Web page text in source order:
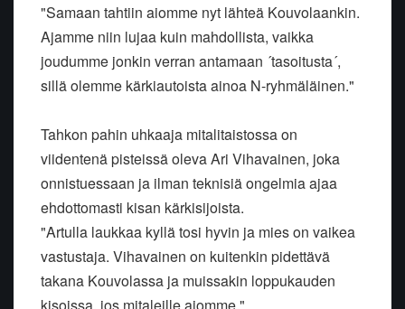
"Samaan tahtiin aiomme nyt lähteä Kouvolaankin.
Ajamme niin lujaa kuin mahdollista, vaikka
joudumme jonkin verran antamaan ´tasoitusta´,
sillä olemme kärkiautoista ainoa N-ryhmäläinen."
Tahkon pahin uhkaaja mitalitaistossa on
viidentenä pisteissä oleva Ari Vihavainen, joka
onnistuessaan ja ilman teknisiä ongelmia ajaa
ehdottomasti kisan kärkisijoista.
"Artulla laukkaa kyllä tosi hyvin ja mies on vaikea
vastustaja. Vihavainen on kuitenkin pidettävä
takana Kouvolassa ja muissakin loppukauden
kisoissa, jos mitaleille aiomme."